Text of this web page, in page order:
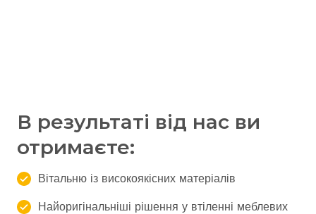
В результаті від нас ви
отримаєте:
Вітальню із високоякісних матеріалів
Найоригінальніші рішення у втіленні меблевих